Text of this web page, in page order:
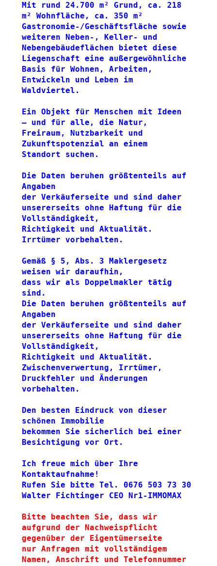
Mit rund 24.700 m² Grund, ca. 218
m² Wohnfläche, ca. 350 m²
Gastronomie-/Geschäftsfläche sowie
weiteren Neben-, Keller- und
Nebengebäudeflächen bietet diese
Liegenschaft eine außergewöhnliche
Basis für Wohnen, Arbeiten,
Entwickeln und Leben im
Waldviertel.
Ein Objekt für Menschen mit Ideen
– und für alle, die Natur,
Freiraum, Nutzbarkeit und
Zukunftspotenzial an einem
Standort suchen.
Die Daten beruhen größtenteils auf
Angaben
der Verkäuferseite und sind daher
unsererseits ohne Haftung für die
Vollständigkeit,
Richtigkeit und Aktualität.
Irrtümer vorbehalten.
Gemäß § 5, Abs. 3 Maklergesetz
weisen wir daraufhin,
dass wir als Doppelmakler tätig
sind.
Die Daten beruhen größtenteils auf
Angaben
der Verkäuferseite und sind daher
unsererseits ohne Haftung für die
Vollständigkeit,
Richtigkeit und Aktualität.
Zwischenverwertung, Irrtümer,
Druckfehler und Änderungen
vorbehalten.
Den besten Eindruck von dieser
schönen Immobilie
bekommen Sie sicherlich bei einer
Besichtigung vor Ort.
Ich freue mich über Ihre
Kontaktaufnahme!
Rufen Sie bitte Tel. 0676 503 73 30
Walter Fichtinger CEO Nr1-IMMOMAX
Bitte beachten Sie, dass wir
aufgrund der Nachweispflicht
gegenüber der Eigentümerseite
nur Anfragen mit vollständigem
Namen, Anschrift und Telefonnummer